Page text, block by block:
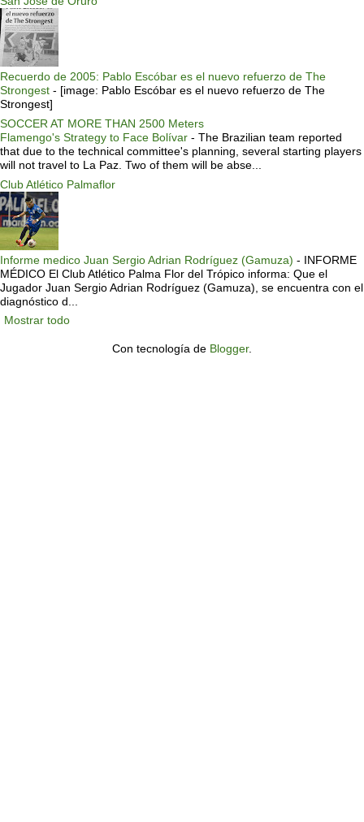
Recuerdo de 2005: Pablo Escóbar es el nuevo refuerzo de The
Strongest - [image: Pablo Escóbar es el nuevo refuerzo de The
Strongest]
SOCCER AT MORE THAN 2500 Meters
Flamengo's Strategy to Face Bolívar - The Brazilian team reported
that due to the technical committee's planning, several starting players
will not travel to La Paz. Two of them will be abse...
Club Atlético Palmaflor
Informe medico Juan Sergio Adrian Rodríguez (Gamuza) - INFORME
MÉDICO El Club Atlético Palma Flor del Trópico informa: Que el
Jugador Juan Sergio Adrian Rodríguez (Gamuza), se encuentra con el
diagnóstico d...
Mostrar todo
Con tecnología de Blogger.